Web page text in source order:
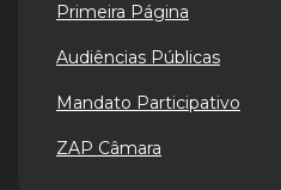
Primeira Página
Audiências Públicas
Mandato Participativo
ZAP Câmara